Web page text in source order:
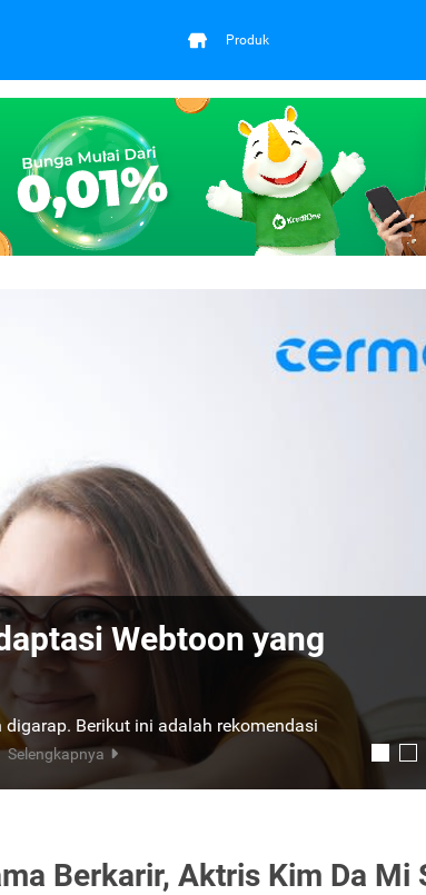
Produk
Webtoon yang
Berikut ini adalah rekomendasi
Selengkapnya
yang Cocok
waktu untuk bersantai. Berikut
kamu tonton.Selengkapnya
Berkarir, Aktris Kim Da Mi